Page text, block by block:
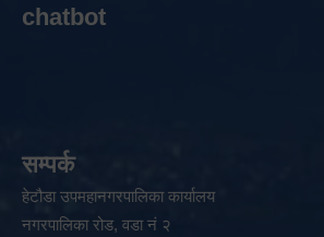
chatbot
सम्पर्क
हेटौडा उपमहानगरपालिका कार्यालय
नगरपालिका रोड, वडा नं २